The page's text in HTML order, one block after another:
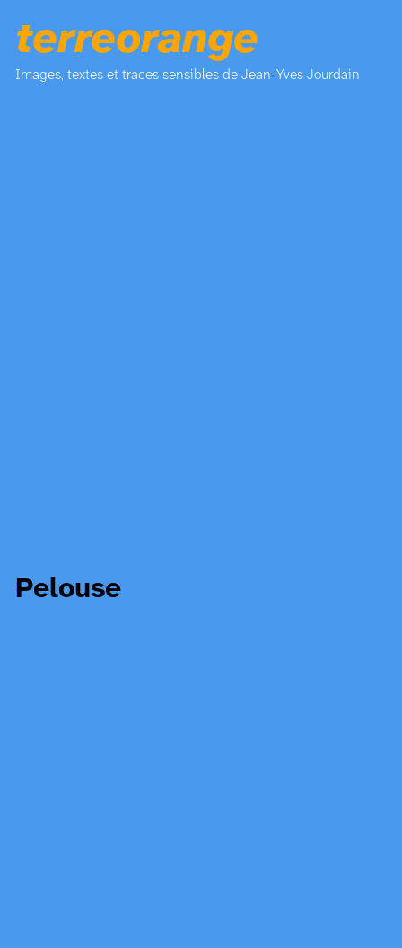
terreorange
Images, textes et traces sensibles de Jean-Yves Jourdain
Pelouse